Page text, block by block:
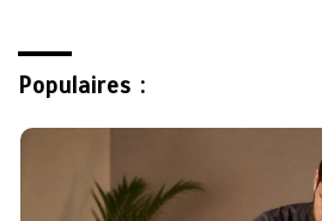
Populaires :